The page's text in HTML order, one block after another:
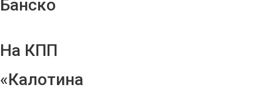
Банско
На КПП
«Калотина